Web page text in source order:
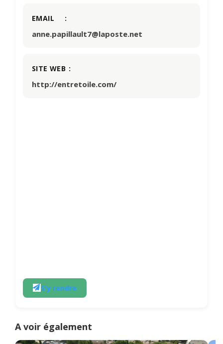
EMAIL
anne.papillault7@laposte.net
SITE WEB
http://entretoile.com/
S'y rendre
A voir également